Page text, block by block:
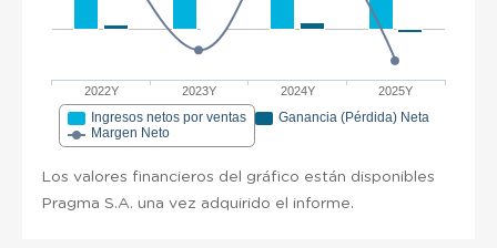
2022Y 2023Y 2024Y 2025Y
Ingresos netos por ventas
Ganancia (Pérdida) Neta
Margen Neto
Los valores financieros del gráfico están disponibles
Pragma S.A. una vez adquirido el informe.